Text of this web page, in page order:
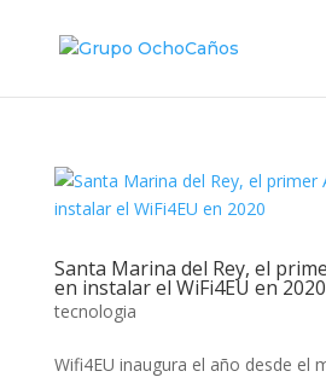
Santa Marina del Rey, el
en instalar el WiFi4EU en 2020
tecnologia
Wifi4EU inaugura el año desde el